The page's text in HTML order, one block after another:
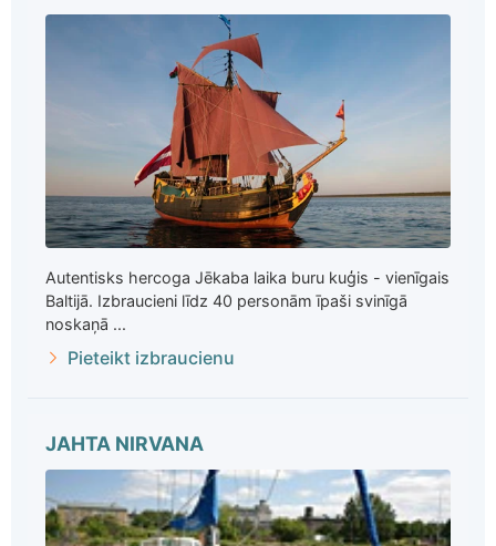
Autentisks hercoga Jēkaba laika buru kuģis - vienīgais
Baltijā. Izbraucieni līdz 40 personām īpaši svinīgā
noskaņā ...
Pieteikt izbraucienu
JAHTA NIRVANA